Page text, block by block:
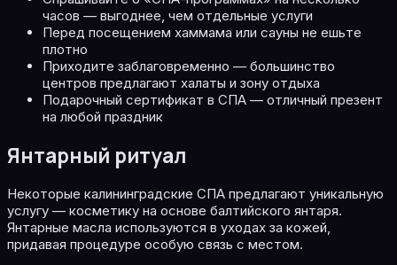
часов — выгоднее, чем отдельные услуги
Перед посещением хаммама или сауны не ешьте
плотно
Приходите заблаговременно — большинство
центров предлагают халаты и зону отдыха
Подарочный сертификат в СПА — отличный презент
на любой праздник
Янтарный ритуал
Некоторые калининградские СПА предлагают уникальную
услугу — косметику на основе балтийского янтаря.
Янтарные масла используются в уходах за кожей,
придавая процедуре особую связь с местом.